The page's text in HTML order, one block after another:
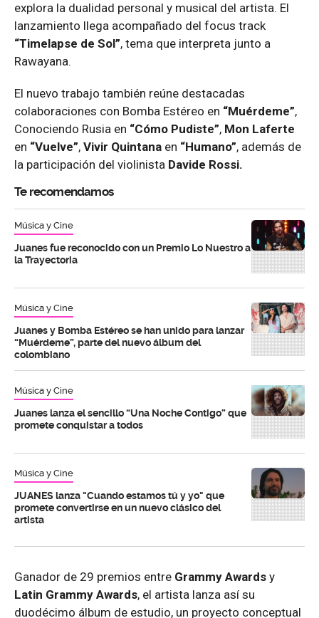
explora la dualidad personal y musical del artista. El
lanzamiento llega acompañado del focus track
“Timelapse de Sol”, tema que interpreta junto a
Rawayana.
El nuevo trabajo también reúne destacadas
colaboraciones con Bomba Estéreo en “Muérdeme”,
Conociendo Rusia en “Cómo Pudiste”, Mon Laferte
en “Vuelve”, Vivir Quintana en “Humano”, además de
la participación del violinista Davide Rossi.
Te recomendamos
Música y Cine
Juanes fue reconocido con un Premio Lo Nuestro a
la Trayectoria
Música y Cine
Juanes y Bomba Estéreo se han unido para lanzar
“Muérdeme”, parte del nuevo álbum del
colombiano
Música y Cine
Juanes lanza el sencillo “Una Noche Contigo” que
promete conquistar a todos
Música y Cine
JUANES lanza "Cuando estamos tú y yo" que
promete convertirse en un nuevo clásico del
artista
Ganador de 29 premios entre Grammy Awards y
Latin Grammy Awards, el artista lanza así su
duodécimo álbum de estudio, un proyecto conceptual